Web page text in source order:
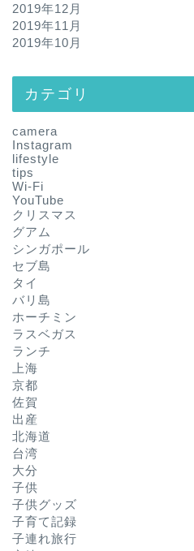
2019年12月
2019年11月
2019年10月
カテゴリ
camera
Instagram
lifestyle
tips
Wi-Fi
YouTube
クリスマス
グアム
シンガポール
セブ島
タイ
バリ島
ホーチミン
ラスベガス
ランチ
上海
京都
佐賀
出産
北海道
台湾
大分
子供
子供グッズ
子育て記録
子連れ旅行